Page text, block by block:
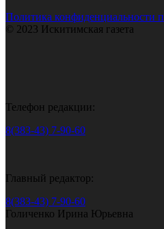
Политика конфиденциальности
© 2023 Искитимская газета
Телефон редакции:
8(383-43) 7-90-60
Главный редактор:
8(383-43) 7-90-60
Голиченко Ирина Юрьевна